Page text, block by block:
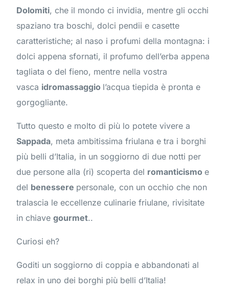
Dolomiti, che il mondo ci invidia, mentre gli occhi
spaziano tra boschi, dolci pendii e casette
caratteristiche; al naso i profumi della montagna: i
dolci appena sfornati, il profumo dell’erba appena
tagliata o del fieno, mentre nella vostra
vasca idromassaggio l’acqua tiepida è pronta e
gorgogliante.
Tutto questo e molto di più lo potete vivere a
Sappada, meta ambitissima friulana e tra i borghi
più belli d’Italia, in un soggiorno di due notti per
due persone alla (ri) scoperta del romanticismo e
del benessere personale, con un occhio che non
tralascia le eccellenze culinarie friulane, rivisitate
in chiavegourmet..
Curiosi eh?
Goditi un soggiorno di coppia e abbandonati al
relax in uno dei borghi più belli d’Italia!